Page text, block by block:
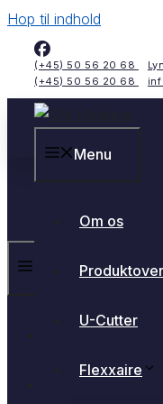
Hop til indhold
(+45) 50 56 20 68
(+45) 50 56 20 68
Menu
Om os
U-Cutter
Flexxaire
Menu